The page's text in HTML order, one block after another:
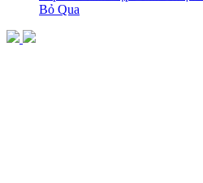
Bỏ Qua